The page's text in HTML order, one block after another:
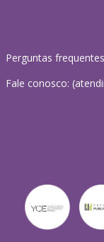
Perguntas frequentes
Fale conosco: